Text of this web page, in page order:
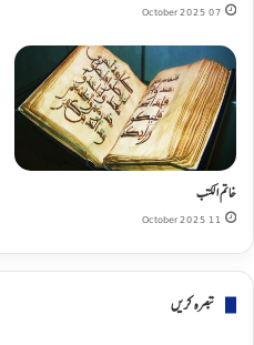
07 October 2025
خاتم الکتب
11 October 2025
تبصره کریں